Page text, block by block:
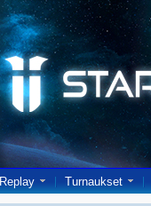
Replay Turnaukset